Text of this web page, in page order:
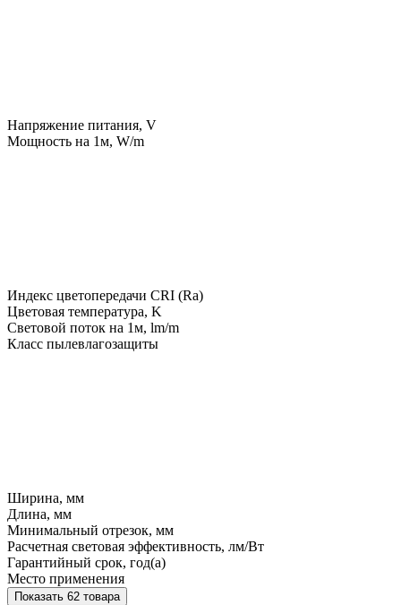
Напряжение питания, V
Мощность на 1м, W/m
Индекс цветопередачи CRI (Ra)
Цветовая температура, K
Световой поток на 1м, lm/m
Класс пылевлагозащиты
Ширина, мм
Длина, мм
Минимальный отрезок, мм
Расчетная световая эффективность, лм/Вт
Гарантийный срок, год(а)
Место применения
Показать 62 товара